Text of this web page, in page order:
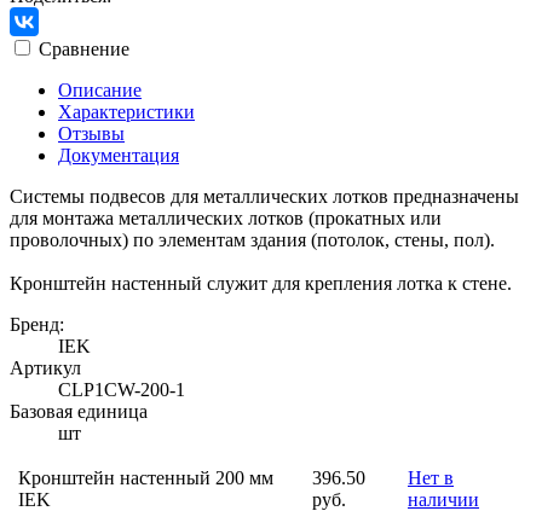
Сравнение
Описание
Характеристики
Отзывы
Документация
Системы подвесов для металлических лотков предназначены
для монтажа металлических лотков (прокатных или
проволочных) по элементам здания (потолок, стены, пол).
Кронштейн настенный служит для крепления лотка к стене.
Бренд:
IEK
Артикул
CLP1CW-200-1
Базовая единица
шт
Кронштейн настенный 200 мм
IEK
396.50
руб.
Нет в
наличии